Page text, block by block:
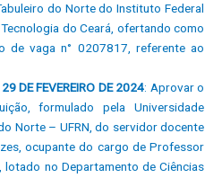
do Norte do Instituto Federal
do Ceará, ofertando como
de vaga n° 0207817, referente ao
DE FEVEREIRO DE 2024: Aprovar o
formulado pela Universidade
Norte – UFRN, do servidor docente
ocupante do cargo de Professor
lotado no Departamento de Ciências